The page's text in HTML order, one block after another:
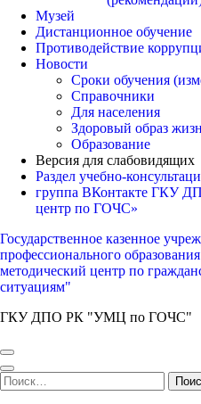
Музей
Дистанционное обучение
Противодействие
Новости
Сроки обучения
Справочники
Для населения
Здоровый образ
Образование
Версия для слабовидящих
Раздел учебно-
группа ВКонтакте ГКУ
центр по ГОЧС»
Государственное казенное
профессионального
методический центр по
ситуациям"
ГКУ ДПО РК "УМЦ по ГОЧС"
Найти: